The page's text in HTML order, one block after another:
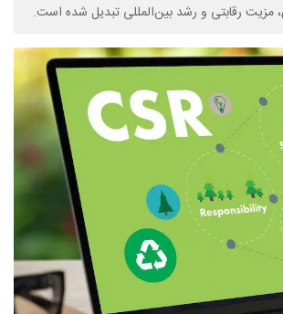
مزیت رقابتی و رشد بین‌المللی تبدیل شده است.